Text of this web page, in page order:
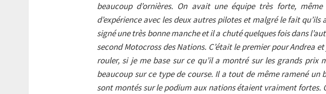
beaucoup d’ornières. On avait une équipe très forte,
d’expérience avec les deux autres pilotes et malgré le fait
signé une très bonne manche et il a chuté quelques fois dans
second Motocross des Nations. C’était le premier pour Andrea
rouler, si je me base sur ce qu’il a montré sur les grands prix
beaucoup sur ce type de course. Il a tout de même ramené un
sont montés sur le podium aux nations étaient vraiment fortes.